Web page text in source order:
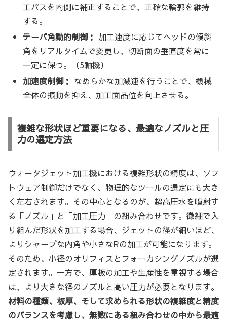
工パスを内側に補正することで、正確な輪郭を維持
する。
テーパ角動的制御： 加工速度に応じてヘッドの傾斜
角をリアルタイムで変更し、切断面の垂直度を常に
一定に保つ。（5軸機）
加速度制御： なめらかな加減速を行うことで、機械
全体の振動を抑え、加工面品位を向上させる。
複雑な形状ほど重要になる、最適なノズルと圧
力の選定方法
ウォータジェット加工機における複雑形状の精度は、ソフ
トウェア制御だけでなく、物理的なツールの選定にも大き
く左右されます。その中心となるのが、超高圧水を噴射す
る「ノズル」と「加工圧力」の組み合わせです。微細で入
り組んだ形状を加工する場合、ジェットの径が細いほど、
よりシャープな内角や小さなRの加工が可能になります。
そのため、小径のオリフィスとフォーカシングノズルが選
定されます。一方で、厚板の加工や生産性を重視する場合
は、より大きな径のノズルと高い圧力が必要となります。
材料の種類、板厚、そして求められる形状の複雑度と精度
のバランスを考慮し、無数にある組み合わせの中から最適